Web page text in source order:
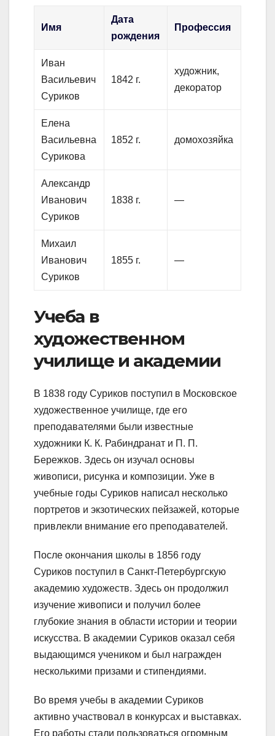
Имя
Дата
рождения
Профессия
Иван
Васильевич
Суриков
1842 г.
художник,
декоратор
Елена
Васильевна
Сурикова
1852 г. домохозяйка
Александр
Иванович
Суриков
1838 г. —
Михаил
Иванович
Суриков
1855 г. —
Учеба в
художественном
училище и академии
В 1838 году Суриков поступил в Московское
художественное училище, где его
преподавателями были известные
художники К. К. Рабиндранат и П. П.
Бережков. Здесь он изучал основы
живописи, рисунка и композиции. Уже в
учебные годы Суриков написал несколько
портретов и экзотических пейзажей, которые
привлекли внимание его преподавателей.
После окончания школы в 1856 году
Суриков поступил в Санкт-Петербургскую
академию художеств. Здесь он продолжил
изучение живописи и получил более
глубокие знания в области истории и теории
искусства. В академии Суриков оказал себя
выдающимся учеником и был награжден
несколькими призами и стипендиями.
Во время учебы в академии Суриков
активно участвовал в конкурсах и выставках.
Его работы стали пользоваться огромным